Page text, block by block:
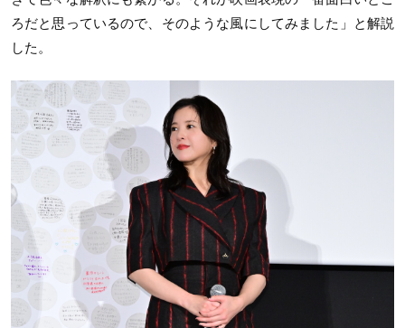
ろだと思っているので、そのような風にしてみました」と解説
した。